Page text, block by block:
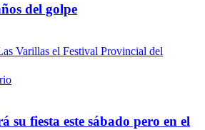
del golpe
su fiesta este sábado pero en el